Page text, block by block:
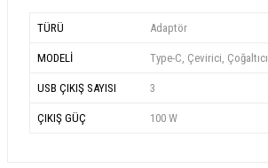
TÜRÜ Adaptör
MODELİ Type-C, Çevirici, Çoğaltıcı
USB ÇIKIŞ SAYISI 3
ÇIKIŞ GÜÇ 100 W